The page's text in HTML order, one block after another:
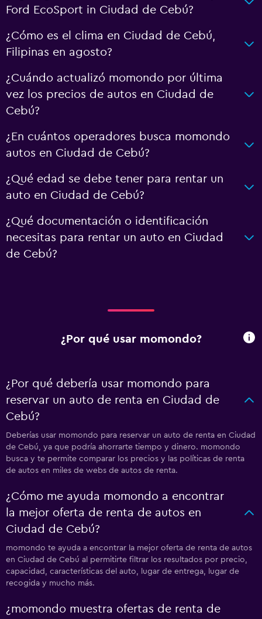
Ford EcoSport in Ciudad de Cebú?
¿Cómo es el clima en Ciudad de Cebú,
Filipinas en agosto?
¿Cuándo actualizó momondo por última
vez los precios de autos en Ciudad de
Cebú?
¿En cuántos operadores busca momondo
autos en Ciudad de Cebú?
¿Qué edad se debe tener para rentar un
auto en Ciudad de Cebú?
¿Qué documentación o identificación
necesitas para rentar un auto en Ciudad
de Cebú?
¿Por qué usar momondo?
¿Por qué debería usar momondo para
reservar un auto de renta en Ciudad de
Cebú?
Deberías usar momondo para reservar un auto de renta en Ciudad
de Cebú, ya que podría ahorrarte tiempo y dinero. momondo
busca y te permite comparar los precios y las políticas de renta
de autos en miles de webs de autos de renta.
¿Cómo me ayuda momondo a encontrar
la mejor oferta de renta de autos en
Ciudad de Cebú?
momondo te ayuda a encontrar la mejor oferta de renta de autos
en Ciudad de Cebú al permitirte filtrar los resultados por precio,
capacidad, características del auto, lugar de entrega, lugar de
recogida y mucho más.
¿momondo muestra ofertas de renta de